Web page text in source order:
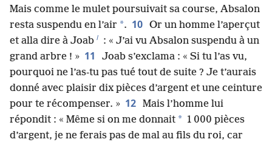
Mais comme le mulet poursuivait sa course, Absalon
resta suspendu en l’air *. 10 Or un homme l’aperçut
et alla dire à Joab l : « J’ai vu Absalon suspendu à un
grand arbre ! » 11
Joab s’exclama : « Si tu l’as vu,
pourquoi ne l’as-tu pas tué tout de suite ? Je t’aurais
donné avec plaisir dix pièces d’argent et une ceinture
pour te récompenser. » 12 Mais l’homme lui
répondit : « Même si on me donnait * 1 000 pièces
d’argent, je ne ferais pas de mal au fils du roi, car